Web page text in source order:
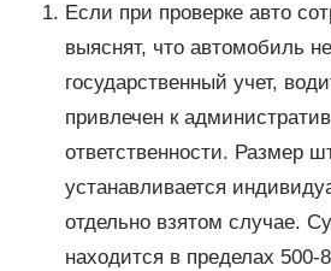
Если при проверке авто
выяснят, что автомобиль
государственный учет,
привлечен к
ответственности. Размер
устанавливается
отдельно взятом случае.
находится в пределах 500-